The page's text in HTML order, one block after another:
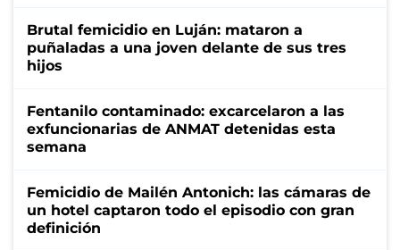
Brutal femicidio en Luján: mataron a
puñaladas a una joven delante de sus tres
hijos
Fentanilo contaminado: excarcelaron a las
exfuncionarias de ANMAT detenidas esta
semana
Femicidio de Mailén Antonich: las cámaras de
un hotel captaron todo el episodio con gran
definición